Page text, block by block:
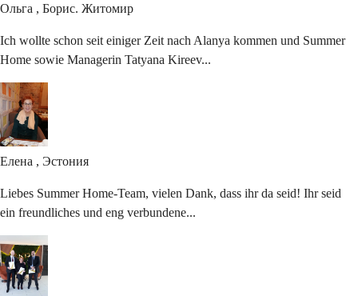
Ольга , Борис. Житомир
Ich wollte schon seit einiger Zeit nach Alanya kommen und Summer
Home sowie Managerin Tatyana Kireev...
Елена , Эстония
Liebes Summer Home-Team, vielen Dank, dass ihr da seid! Ihr seid
ein freundliches und eng verbundene...